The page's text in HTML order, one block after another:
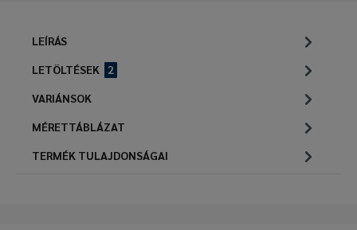
LEÍRÁS
LETÖLTÉSEK
2
VARIÁNSOK
MÉRETTÁBLÁZAT
TERMÉK TULAJDONSÁGAI